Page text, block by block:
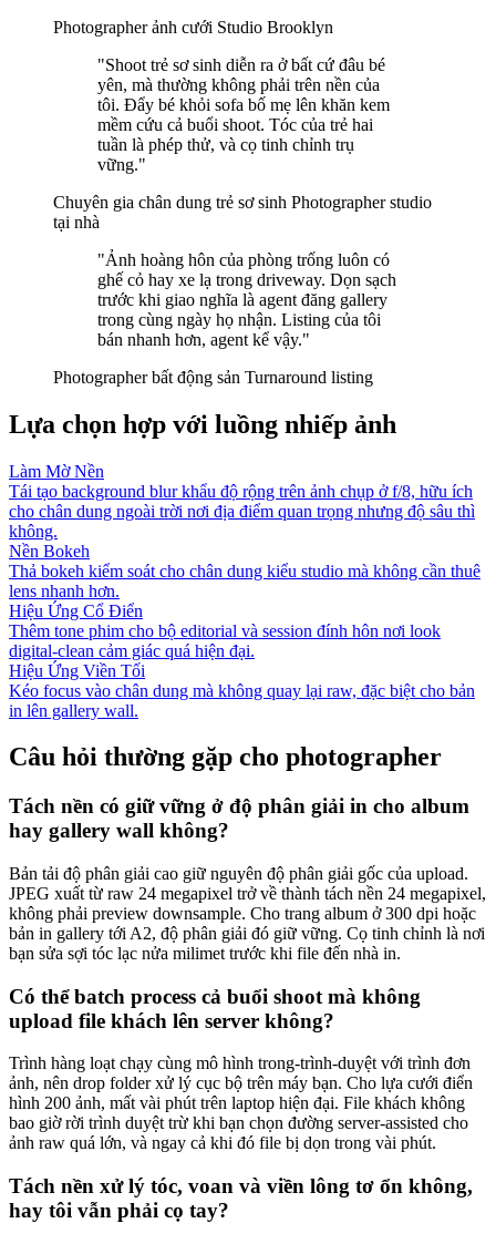
Photographer ảnh cưới Studio Brooklyn
"Shoot trẻ sơ sinh diễn ra ở bất cứ đâu bé
yên, mà thường không phải trên nền của
tôi. Đẩy bé khỏi sofa bố mẹ lên khăn kem
mềm cứu cả buổi shoot. Tóc của trẻ hai
tuần là phép thử, và cọ tinh chỉnh trụ
vững."
Chuyên gia chân dung trẻ sơ sinh Photographer studio
tại nhà
"Ảnh hoàng hôn của phòng trống luôn có
ghế cỏ hay xe lạ trong driveway. Dọn sạch
trước khi giao nghĩa là agent đăng gallery
trong cùng ngày họ nhận. Listing của tôi
bán nhanh hơn, agent kể vậy."
Photographer bất động sản Turnaround listing
Lựa chọn hợp với luồng nhiếp ảnh
Làm Mờ Nền
Tái tạo background blur khẩu độ rộng trên ảnh chụp ở f/8, hữu ích
cho chân dung ngoài trời nơi địa điểm quan trọng nhưng độ sâu thì
không.
Nền Bokeh
Thả bokeh kiểm soát cho chân dung kiểu studio mà không cần thuê
lens nhanh hơn.
Hiệu Ứng Cổ Điển
Thêm tone phim cho bộ editorial và session đính hôn nơi look
digital-clean cảm giác quá hiện đại.
Hiệu Ứng Viền Tối
Kéo focus vào chân dung mà không quay lại raw, đặc biệt cho bản
in lên gallery wall.
Câu hỏi thường gặp cho photographer
Tách nền có giữ vững ở độ phân giải in cho album
hay gallery wall không?
Bản tải độ phân giải cao giữ nguyên độ phân giải gốc của upload.
JPEG xuất từ raw 24 megapixel trở về thành tách nền 24 megapixel,
không phải preview downsample. Cho trang album ở 300 dpi hoặc
bản in gallery tới A2, độ phân giải đó giữ vững. Cọ tinh chỉnh là nơi
bạn sửa sợi tóc lạc nửa milimet trước khi file đến nhà in.
Có thể batch process cả buổi shoot mà không
upload file khách lên server không?
Trình hàng loạt chạy cùng mô hình trong-trình-duyệt với trình đơn
ảnh, nên drop folder xử lý cục bộ trên máy bạn. Cho lựa cưới điển
hình 200 ảnh, mất vài phút trên laptop hiện đại. File khách không
bao giờ rời trình duyệt trừ khi bạn chọn đường server-assisted cho
ảnh raw quá lớn, và ngay cả khi đó file bị dọn trong vài phút.
Tách nền xử lý tóc, voan và viền lông tơ ổn không,
hay tôi vẫn phải cọ tay?